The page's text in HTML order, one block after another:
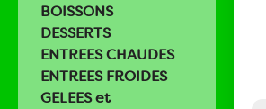
BOISSONS
DESSERTS
ENTREES CHAUDES
ENTREES FROIDES
GELEES et